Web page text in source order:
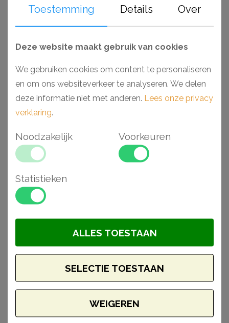
Gerelateerde
artikelen
Aanbieding
NMC B5 plafondlijst
Aanbieding
Aanbieding
Toestemming Details Over
Deze website maakt gebruik van cookies
We gebruiken cookies om content te personaliseren
en om ons websiteverkeer te analyseren. We delen
deze informatie niet met anderen. Lees onze privacy
verklaring.
Noodzakelijk Voorkeuren
Statistieken
WEIGEREN
SELECTIE TOESTAAN
ALLES TOESTAAN